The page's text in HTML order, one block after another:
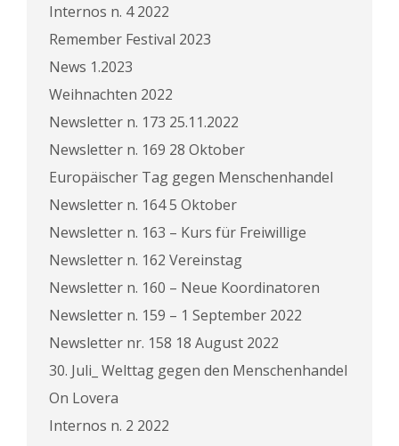
Internos n. 4 2022
Remember Festival 2023
News 1.2023
Weihnachten 2022
Newsletter n. 173 25.11.2022
Newsletter n. 169 28 Oktober
Europäischer Tag gegen Menschenhandel
Newsletter n. 164 5 Oktober
Newsletter n. 163 – Kurs für Freiwillige
Newsletter n. 162 Vereinstag
Newsletter n. 160 – Neue Koordinatoren
Newsletter n. 159 – 1 September 2022
Newsletter nr. 158 18 August 2022
30. Juli_ Welttag gegen den Menschenhandel
On Lovera
Internos n. 2 2022